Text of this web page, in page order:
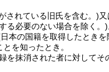
されている旧氏を含む。)
る必要のない場合を除く。)
本の国籍を取得したときを
を知ったとき。
抹消された者に対してそ